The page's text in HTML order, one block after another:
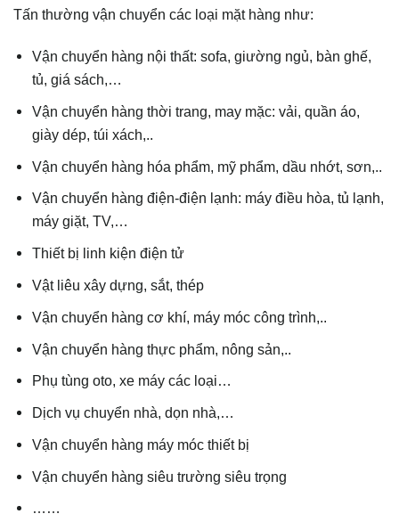
Tấn thường vận chuyển các loại mặt hàng như:
Vận chuyển hàng nội thất: sofa, giường ngủ, bàn ghế,
tủ, giá sách,…
Vận chuyển hàng thời trang, may mặc: vải, quần áo,
giày dép, túi xách,..
Vận chuyển hàng hóa phẩm, mỹ phẩm, dầu nhớt, sơn,..
Vận chuyển hàng điện-điện lạnh: máy điều hòa, tủ lạnh,
máy giặt, TV,…
Thiết bị linh kiện điện tử
Vật liêu xây dựng, sắt, thép
Vận chuyển hàng cơ khí, máy móc công trình,..
Vận chuyển hàng thực phẩm, nông sản,..
Phụ tùng oto, xe máy các loại…
Dịch vụ chuyển nhà, dọn nhà,…
Vận chuyển hàng máy móc thiết bị
Vận chuyển hàng siêu trường siêu trọng
……